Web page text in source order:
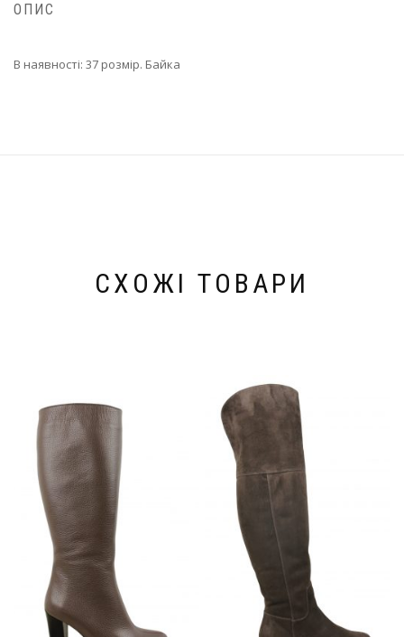
ОПИС
В наявності: 37 розмір. Байка
СХОЖІ ТОВАРИ